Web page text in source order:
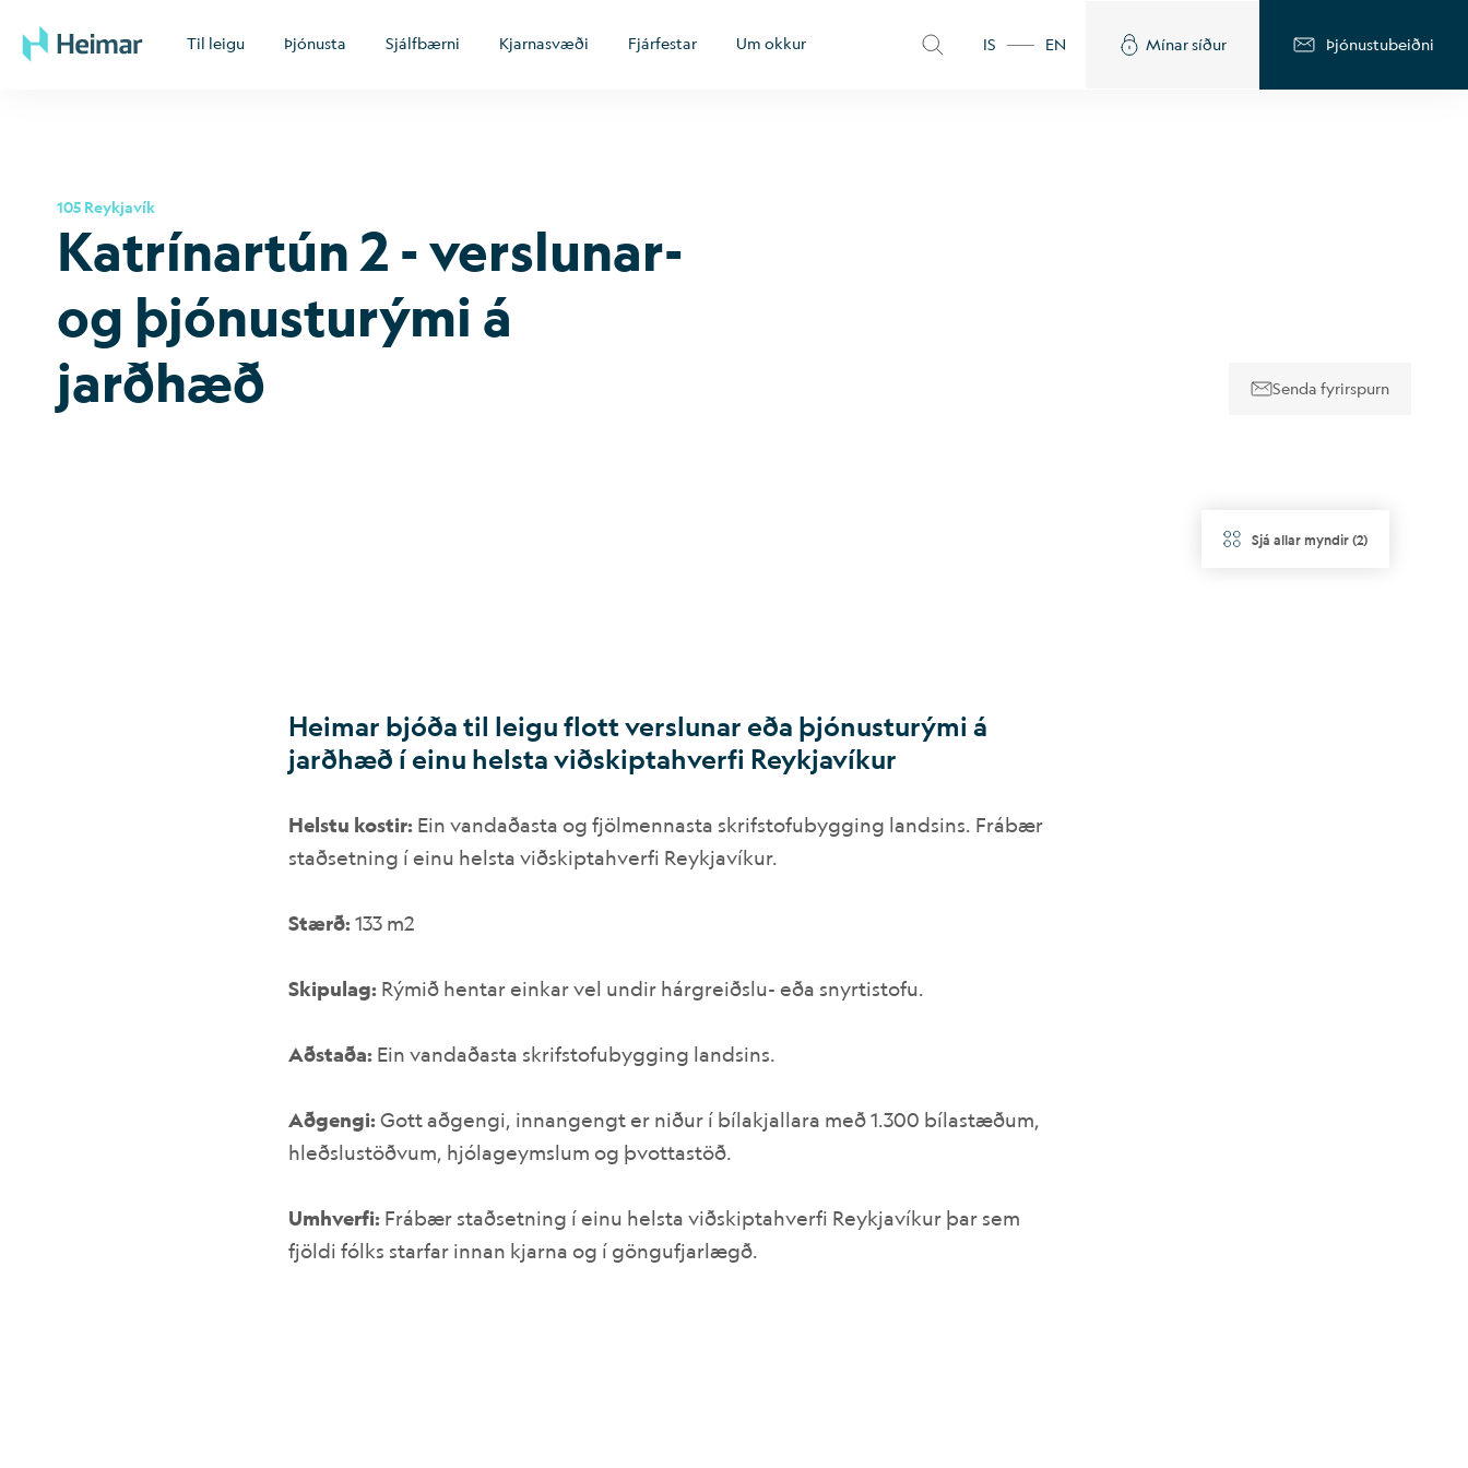
Til leigu Þjónusta Sjálfbærni Kjarnasvæði Fjárfestar Um okkur IS EN Mínar síður Þjónustubeiðni
105 Reykjavík
Katrín­artún 2 - versl­un­ar-
og þjón­ustu­rými á
jarð­hæð
Senda fyrirspurn
Sjá allar myndir(2)
Heimar bjóða til leigu flott verslunar eða þjónusturými á
jarðhæð í einu helsta viðskiptahverfi Reykjavíkur
Helstu kostir: Ein vandaðasta og fjölmennasta skrifstofubygging landsins. Frábær
staðsetning í einu helsta viðskiptahverfi Reykjavíkur.
Stærð:133 m2
Skipulag:Rýmið hentar einkar vel undir hárgreiðslu- eða snyrtistofu.
Aðstaða:Ein vandaðasta skrifstofubygging landsins.
Aðgengi:Gott aðgengi, innangengt er niður í bílakjallara með 1.300 bílastæðum,
hleðslustöðvum, hjólageymslum og þvottastöð.
Umhverfi:Frábær staðsetning í einu helsta viðskiptahverfi Reykjavíkur þar sem
fjöldi fólks starfar innan kjarna og í göngufjarlægð.